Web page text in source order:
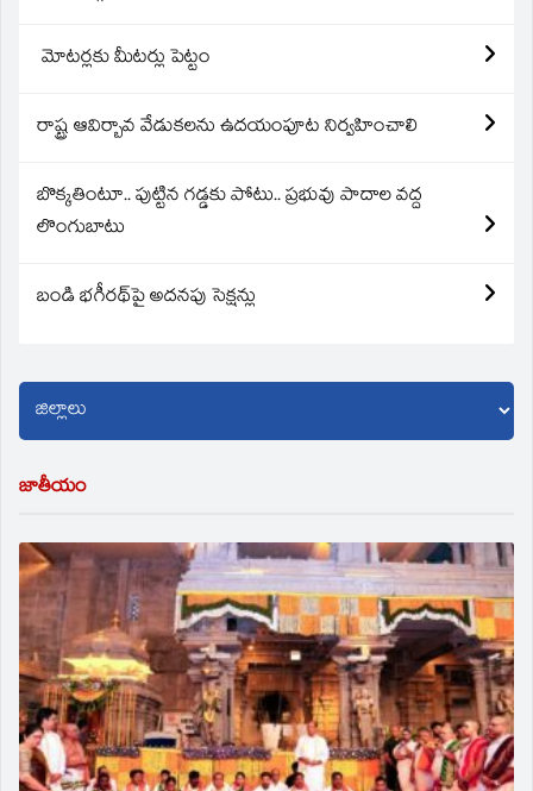
మోటర్లకు మీటర్లు పెట్టం
రాష్ట్ర ఆవిర్బావ వేడుకలను ఉదయంపూట నిర్వహించాలి
బొక్కతింటూ.. పుట్టిన గడ్డకు పోటు.. ప్రభువు పాదాల వద్ద
లొంగుబాటు
బండి భగీరథ్‌పై అదనపు సెక్షన్లు
జాతీయం